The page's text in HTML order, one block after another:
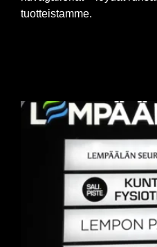
tuotteistamme.